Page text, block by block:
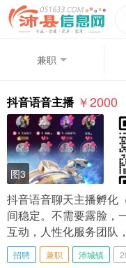
兼职
抖音语音主播 ￥2000
图3
抖音语音聊天主播孵化
间稳定。不需要露脸，
互动，人性化服务团队
招聘 兼职 沛城镇